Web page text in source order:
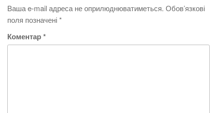
Ваша e-mail адреса не оприлюднюватиметься. Обов’язкові
поля позначені*
Коментар*